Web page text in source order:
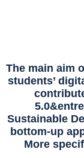
The main aim
students’
Sustainable
bottom-up
More